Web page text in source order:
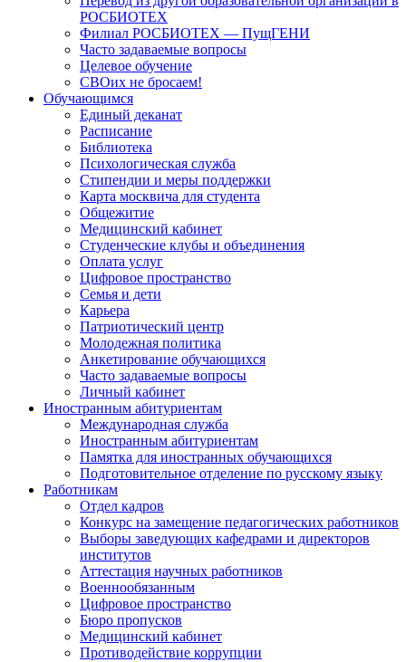
РОСБИОТЕХ
Филиал РОСБИОТЕХ — ПущГЕНИ
Часто задаваемые вопросы
Целевое обучение
СВОих не бросаем!
Обучающимся
Единый деканат
Расписание
Библиотека
Психологическая служба
Стипендии и меры поддержки
Карта москвича для студента
Общежитие
Медицинский кабинет
Студенческие клубы и объединения
Оплата услуг
Цифровое пространство
Семья и дети
Карьера
Патриотический центр
Молодежная политика
Анкетирование обучающихся
Часто задаваемые вопросы
Личный кабинет
Иностранным абитуриентам
Международная служба
Иностранным абитуриентам
Памятка для иностранных обучающихся
Подготовительное отделение по русскому языку
Работникам
Отдел кадров
Конкурс на замещение педагогических работников
Выборы заведующих кафедрами и директоров
институтов
Аттестация научных работников
Военнообязанным
Цифровое пространство
Бюро пропусков
Медицинский кабинет
Противодействие коррупции